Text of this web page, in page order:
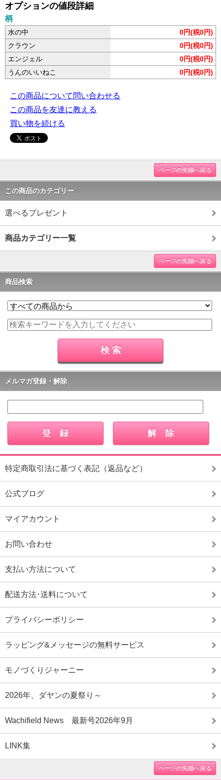
オプションの値段詳細
柄
水の中
0円(税0円)
クラウン
0円(税0円)
エンジェル
0円(税0円)
うんのいいねこ
0円(税0円)
この商品について問い合わせる
この商品を友達に教える
買い物を続ける
ページの先頭へ戻る
この商品のカテゴリー
選べるプレゼント
商品カテゴリー一覧
ページの先頭へ戻る
商品検索
メルマガ登録・解除
特定商取引法に基づく表記（返品など）
公式ブログ
マイアカウント
お問い合わせ
支払い方法について
配送方法･送料について
プライバシーポリシー
ラッピング&メッセージの無料サービス
モノづくりジャーニー
2026年、ダヤンの夏祭り～
Wachifield News 最新号2026年9月
LINK集
ページの先頭へ戻る